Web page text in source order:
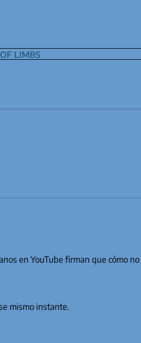
limbs
en YouTube firman que cómo
mismo instante.